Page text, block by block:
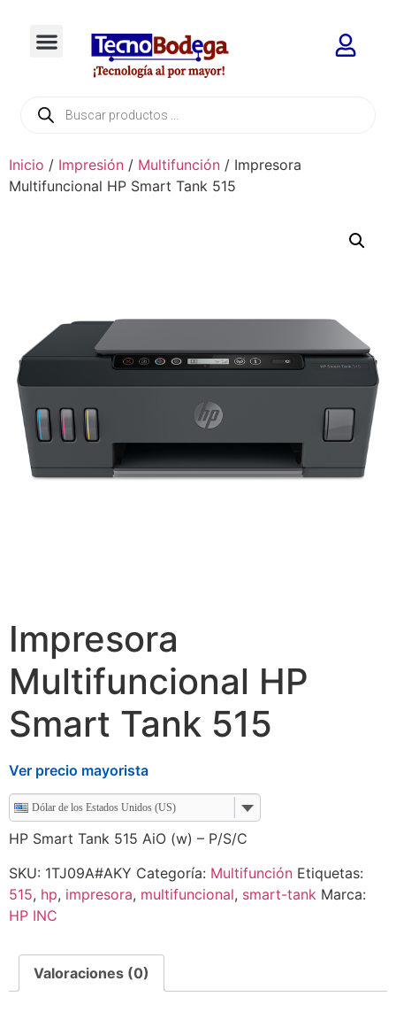
Inicio / Impresión / Multifunción / Impresora
Multifuncional HP Smart Tank 515
Impresora
Multifuncional HP
Smart Tank 515
Ver precio mayorista
Dólar de los Estados Unidos (US)
HP Smart Tank 515 AiO (w) – P/S/C
SKU: 1TJ09A#AKY Categoría: Multifunción Etiquetas:
515, hp, impresora, multifuncional, smart-tank Marca:
HP INC
Valoraciones (0)